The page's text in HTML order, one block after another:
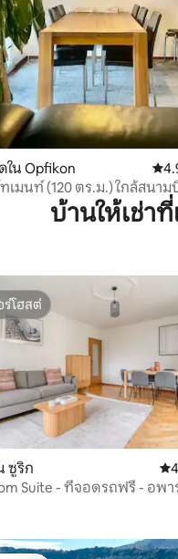
ใน Opfikon คะแ
เมนท์ (120 ตร.ม.) ใกล้สนาม
บ้านให้เช่า
ก 5, 16 รีวิว
ร์โฮสต์
ร์โฮสต์
ซูริก ค
Suite - ที่จอดรถฟรี - อพา